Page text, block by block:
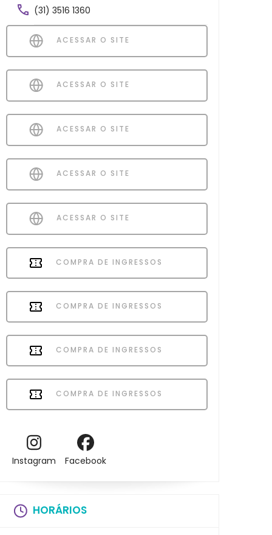
(31) 3516 1360
ACESSAR O SITE
ACESSAR O SITE
ACESSAR O SITE
ACESSAR O SITE
ACESSAR O SITE
COMPRA DE INGRESSOS
COMPRA DE INGRESSOS
COMPRA DE INGRESSOS
COMPRA DE INGRESSOS
Instagram Facebook
HORÁRIOS